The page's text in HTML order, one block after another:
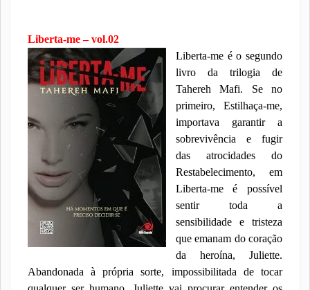
Liberta-me – vol.02
Liberta-me é o segundo
livro da trilogia de
Tahereh Mafi. Se no
primeiro, Estilhaça-me,
importava garantir a
sobrevivência e fugir
das atrocidades do
Restabelecimento, em
Liberta-me é possível
sentir toda a
sensibilidade e tristeza
que emanam do coração
da heroína, Juliette.
Abandonada à própria sorte, impossibilitada de tocar